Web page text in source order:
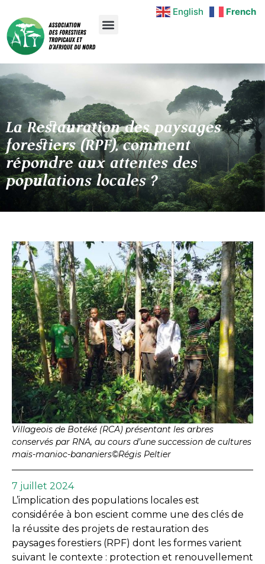
La Restauration des paysages
forestiers (RPF), comment
répondre aux attentes des
populations locales ?
Villageois de Botéké (RCA) présentant les arbres
conservés par RNA, au cours d’une succession de cultures
maïs-manioc-bananiers©Régis Peltier
7 juillet 2024
L’implication des populations locales est
considérée à bon escient comme une des clés de
la réussite des projets de restauration des
paysages forestiers (RPF) dont les formes varient
suivant le contexte : protection et renouvellement
English French